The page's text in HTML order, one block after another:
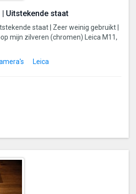
Uitstekende staat
staat | Zeer weinig gebruikt |
mijn zilveren (chromen) Leica M11,
Leica